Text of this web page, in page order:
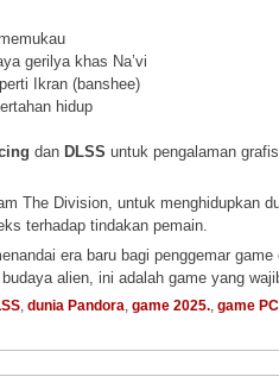
gerilya khas Na’vi
Ikran (banshee)
hidup
dan DLSS untuk pengalaman
The Division, untuk menghidupkan
terhadap tindakan pemain.
era baru bagi penggemar
alien, ini adalah game yang
dunia Pandora game 2025. game PC